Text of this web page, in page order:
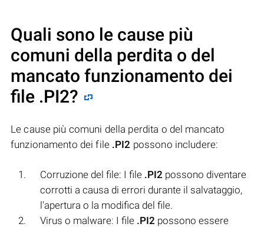
Quali sono le cause più
comuni della perdita o del
mancato funzionamento dei
file .PI2?
Le cause più comuni della perdita o del mancato
funzionamento dei file .PI2 possono includere:
Corruzione del file: I file .PI2 possono diventare
corrotti a causa di errori durante il salvataggio,
l'apertura o la modifica del file.
Virus o malware: I file .PI2 possono essere